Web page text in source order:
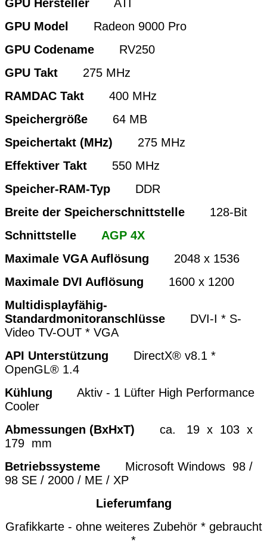
GPU Hersteller ATI
GPU Model
Radeon 9000 Pro
GPU Codename RV250
GPU Takt 275 MHz
RAMDAC Takt 400 MHz
Speichergröße 64 MB
Speichertakt (MHz) 275 MHz
Effektiver Takt 550 MHz
Speicher-RAM-Typ DDR
Breite der Speicherschnittstelle 128-Bit
Schnittstelle
AGP 4X
Maximale VGA Auflösung 2048 x 1536
Maximale DVI Auflösung 1600 x 1200
Multidisplayfähig-
Standardmonitoranschlüsse
DVI-I * S-
Video TV-OUT * VGA
API Unterstützung
DirectX® v8.1 *
OpenGL® 1.4
Kühlung
Aktiv - 1 Lüfter High Performance
Cooler
Abmessungen (BxHxT) ca. 19 x 103 x
179 mm
Betriebssysteme Microsoft Windows 98 /
98 SE / 2000 / ME / XP
Lieferumfang
Grafikkarte - ohne weiteres Zubehör * gebraucht
*